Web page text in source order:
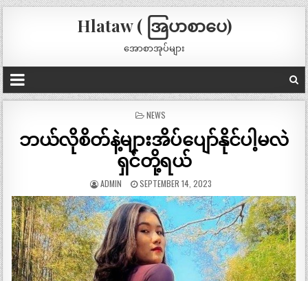
Hlataw ( အြပာစာပေ)
အောစာအုပ်များ
POSTED
NEWS
ဘယ်လိုစိတ်နဲ့များအိပ်ပျော်နိုင်ပါ့မလဲ
ရှင်တို့ရယ်
ADMIN SEPTEMBER 14, 2023